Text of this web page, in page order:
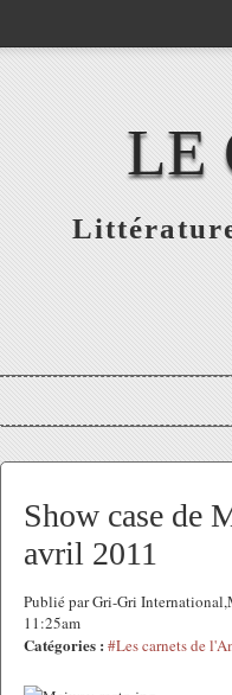
LE
Show case de
avril 2011
Publié par Gri-Gri
11:25am
Catégories : #Les carnets de